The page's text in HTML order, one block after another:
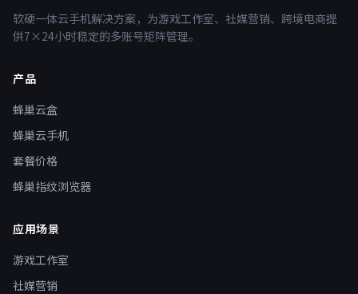
软硬一体云手机解决方案，为游戏工作室、社媒营销、跨境电商提
供7×24小时稳定的多账号矩阵管理。
产品
蜂巢云盒
蜂巢云手机
套餐价格
蜂巢指纹浏览器
应用场景
游戏工作室
社媒营销